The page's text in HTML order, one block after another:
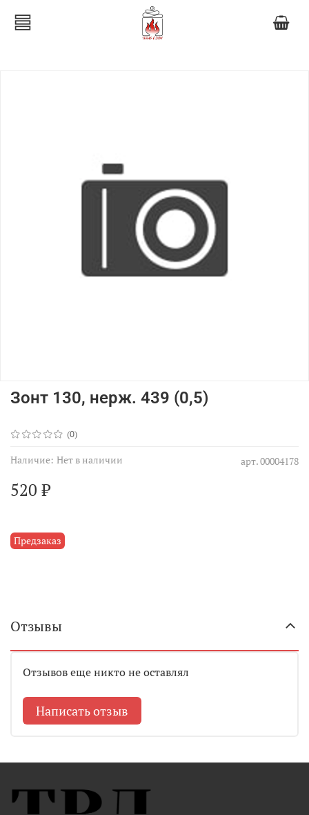
(0)
арт.00004178
Наличие: Нет в наличии
Предзаказ
Зонт 130, нерж. 439 (0,5)
520 ₽
Отзывы
Отзывов еще никто не оставлял
Написать отзыв